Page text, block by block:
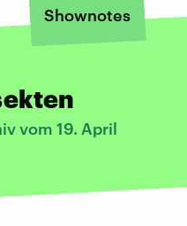
Shownotes
vom 19. April